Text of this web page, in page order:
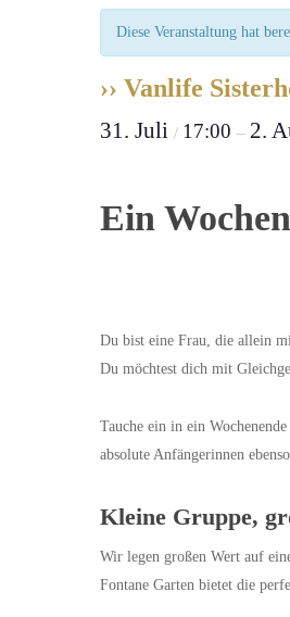
Diese Veranstaltung hat
›› Vanlife
31. Juli / 17:00 – 2.
Ein
Du bist eine Frau, die allein
Du möchtest dich mit
Tauche ein in ein
absolute Anfängerinnen
Kleine Gruppe,
Wir legen großen Wert auf
Fontane Garten bietet die